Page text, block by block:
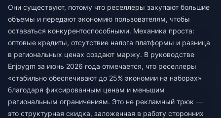
Они существуют, потому что реселлеры закупают большие
объемы и передают экономию пользователям, чтобы
оставаться конкурентоспособными. Механика проста:
оптовые кредиты, отсутствие налога платформы и разница
в региональных ценах создают маржу. В руководстве
Enjoygm за июнь 2026 года отмечается, что реселлеры
«стабильно обеспечивают до 25% экономии на наборах»
благодаря фиксированным ценам и меньшим
региональным ограничениям. Это не рекламный трюк —
это структурная скидка, заложенная в работу сторонних